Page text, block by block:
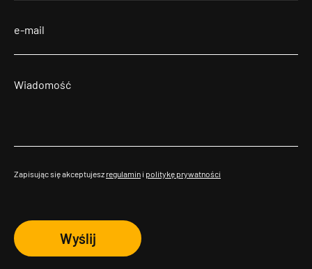
Zapisując się akceptujesz regulamin i politykę prywatności
Wyślij